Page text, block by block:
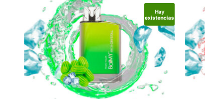
Hay
existencias